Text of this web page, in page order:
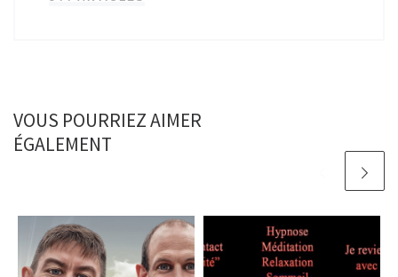
VOUS POURRIEZ AIMER
ÉGALEMENT